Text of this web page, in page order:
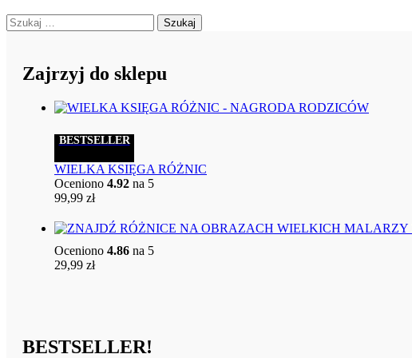
Szukaj:
Zajrzyj do sklepu
BESTSELLER
WIELKA KSIĘGA RÓŻNIC
Oceniono 4.92 na 5
99,99 zł
Oceniono 4.86 na 5
29,99 zł
BESTSELLER!